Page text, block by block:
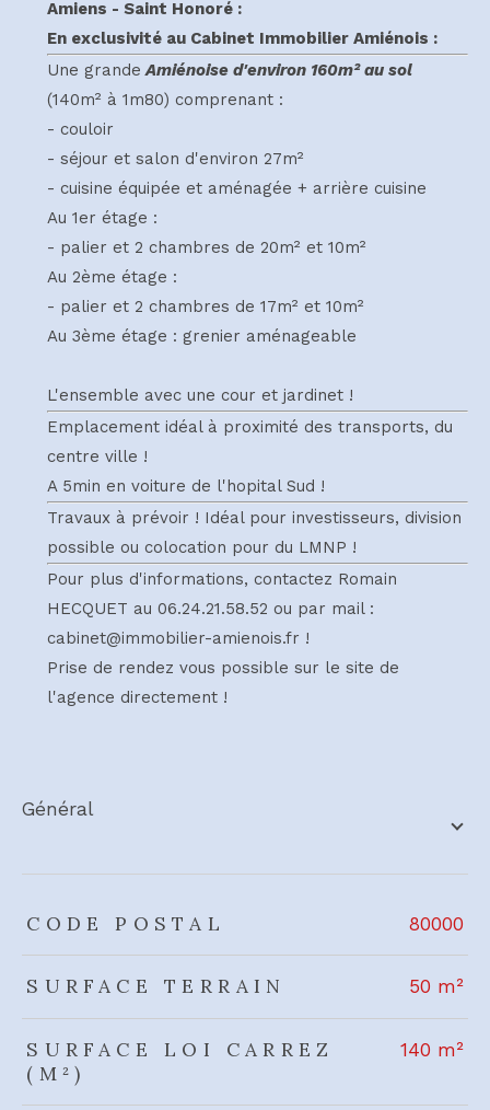
Amiens - Saint Honoré :
En exclusivité au Cabinet Immobilier Amiénois :
Une grande Amiénoise d'environ 160m² au sol
(140m² à 1m80) comprenant :
- couloir
- séjour et salon d'environ 27m²
- cuisine équipée et aménagée + arrière cuisine
Au 1er étage :
- palier et 2 chambres de 20m² et 10m²
Au 2ème étage :
- palier et 2 chambres de 17m² et 10m²
Au 3ème étage : grenier aménageable
L'ensemble avec une cour et jardinet !
Emplacement idéal à proximité des transports, du
centre ville !
A 5min en voiture de l'hopital Sud !
Travaux à prévoir ! Idéal pour investisseurs, division
possible ou colocation pour du LMNP !
Pour plus d'informations, contactez Romain
HECQUET au 06.24.21.58.52 ou par mail :
cabinet@immobilier-amienois.fr !
Prise de rendez vous possible sur le site de
l'agence directement !
général
TRAD_ZEPHYR_Caracteristique TRAD_ZEPHYR_Valeurs
CODE POSTAL 80000
SURFACE TERRAIN 50 m²
SURFACE LOI CARREZ
(M²)
140 m²